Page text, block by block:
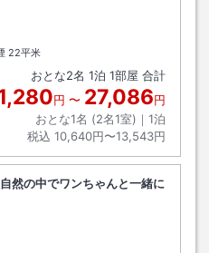
22平米
おとな2名 1泊 1部屋 合計
円 〜 27,086円
おとな1名 (2名1室)｜ 1泊
税込 10,640円〜13,543円
然の中でワンちゃんと一緒に